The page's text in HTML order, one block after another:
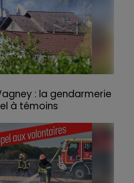
: la gendarmerie
à témoins
haie avant de se propager
avait détruit deux
à l'évacuation d'une